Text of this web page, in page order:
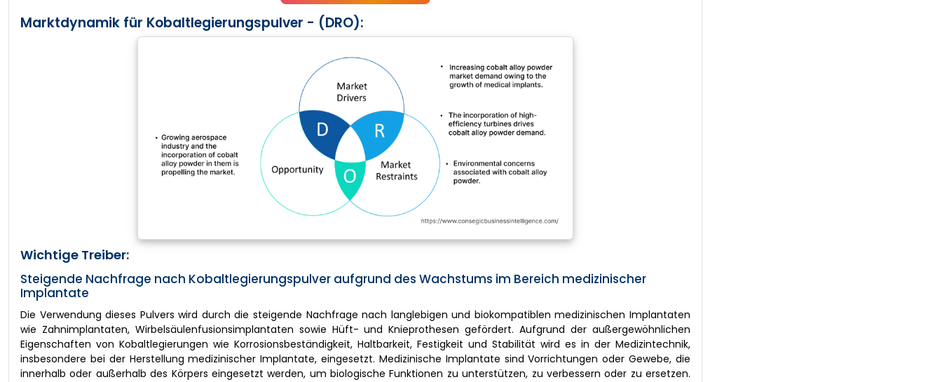
Marktdynamik für Kobaltlegierungspulver - (DRO):
Wichtige Treiber:
Steigende Nachfrage nach Kobaltlegierungspulver aufgrund des Wachstums im Bereich medizinischer
Implantate
Die Verwendung dieses Pulvers wird durch die steigende Nachfrage nach langlebigen und biokompatiblen medizinischen Implantaten
wie Zahnimplantaten, Wirbelsäulenfusionsimplantaten sowie Hüft- und Knieprothesen gefördert. Aufgrund der außergewöhnlichen
Eigenschaften von Kobaltlegierungen wie Korrosionsbeständigkeit, Haltbarkeit, Festigkeit und Stabilität wird es in der Medizintechnik,
insbesondere bei der Herstellung medizinischer Implantate, eingesetzt. Medizinische Implantate sind Vorrichtungen oder Gewebe, die
innerhalb oder außerhalb des Körpers eingesetzt werden, um biologische Funktionen zu unterstützen, zu verbessern oder zu ersetzen.